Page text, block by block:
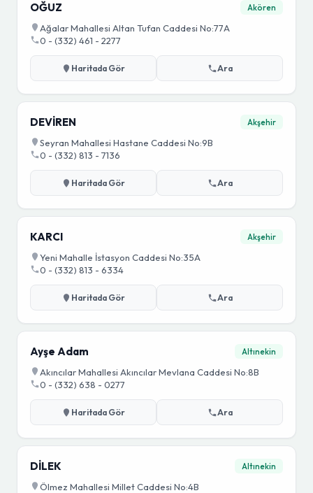
OĞUZ Akören
Ağalar Mahallesi Altan Tufan Caddesi No:77A
0 - (332) 461 - 2277
Haritada Gör Ara
DEVİREN Akşehir
Seyran Mahallesi Hastane Caddesi No:9B
0 - (332) 813 - 7136
Haritada Gör Ara
KARCI Akşehir
Yeni Mahalle İstasyon Caddesi No:35A
0 - (332) 813 - 6334
Haritada Gör Ara
Ayşe Adam Altınekin
Akıncılar Mahallesi Akıncılar Mevlana Caddesi No:8B
0 - (332) 638 - 0277
Haritada Gör Ara
DİLEK Altınekin
Ölmez Mahallesi Millet Caddesi No:4B